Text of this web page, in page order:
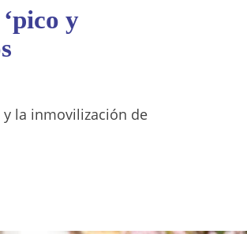
y
la inmovilización de